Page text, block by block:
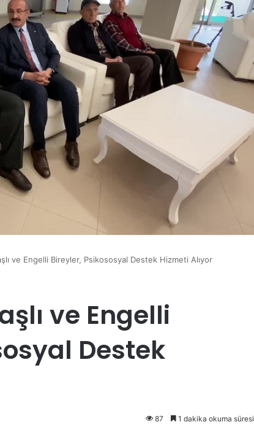
ve Engelli Bireyler, Psikososyal Destek Hizmeti Alıyor
ve Engelli
Destek
87 1 dakika okuma süresi